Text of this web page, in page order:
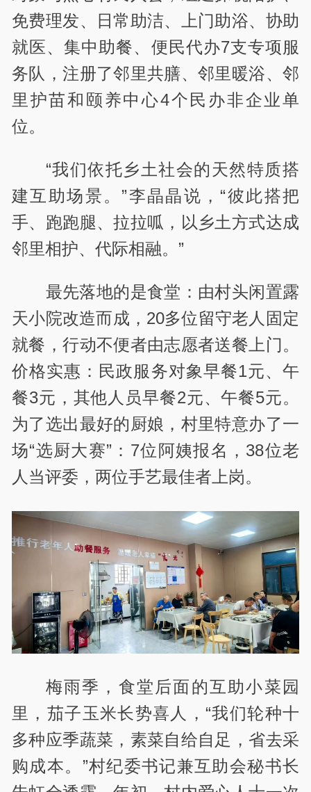
免费理发、日常助洁、上门助浴、协助
就医、集中助餐、便民代办7支专项服
务队，注册了邻里共膳、邻里暖浴、邻
里护苗和颐养中心4个民办非企业单
位。
“我们依托乡土社会的天然特质搭
建互助场景。”李晶晶说，“彼此搭把
手、跑跑腿、拉拉呱，以乡土方式达成
邻里相护、代际相融。”
最先落地的是食堂：由村头闲置露
天小院改造而成，20多位留守老人固定
就餐，行动不便者由志愿者送餐上门。
价格实惠：民政服务对象早餐1元、午
餐3元，其他人员早餐2元、午餐5元。
为了选出最好的厨娘，村里特意办了一
场“选厨大赛”：7位阿姨报名，38位老
人当评委，两位手艺最佳者上岗。
梅雨季，食堂后面的互助小菜园
里，茄子玉米长势喜人，“我们轮种十
多种应季蔬菜，素菜自给自足，省去采
购成本。”村纪委书记兼互助会秘书长